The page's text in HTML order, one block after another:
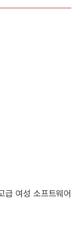
여성 소프트웨어